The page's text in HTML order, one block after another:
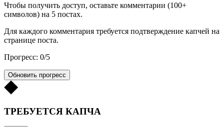
Чтобы получить доступ, оставьте комментарии (100+
символов) на 5 постах.
Для каждого комментария требуется подтверждение капчей на
странице поста.
Прогресс: 0/5
Обновить прогресс
ТРЕБУЕТСЯ КАПЧА